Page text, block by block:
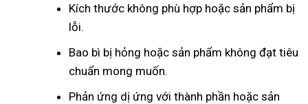
Kích thước không phù hợp hoặc sản phẩm bị
lỗi.
Bao bì bị hỏng hoặc sản phẩm không đạt tiêu
chuẩn mong muốn.
Phản ứng dị ứng với thành phần hoặc sản